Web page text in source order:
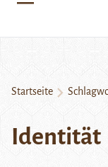
Startseite
Identität